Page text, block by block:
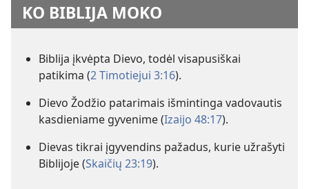
KO BIBLIJA MOKO
Biblija įkvėpta Dievo, todėl visapusiškai
patikima (2 Timotiejui 3:16).
Dievo Žodžio patarimais išmintinga vadovautis
kasdieniame gyvenime (Izaijo 48:17).
Dievas tikrai įgyvendins pažadus, kurie užrašyti
Biblijoje (Skaičių 23:19).